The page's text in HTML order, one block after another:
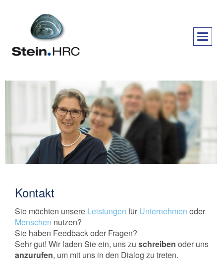
Kontakt
Sie möchten unsere Leistungen für Unternehmen oder
Menschen nutzen?
Sie haben Feedback oder Fragen?
Sehr gut! Wir laden Sie ein, uns zu schreiben oder uns
anzurufen, um mit uns in den Dialog zu treten.